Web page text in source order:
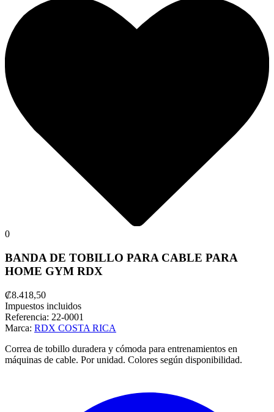
0
BANDA DE TOBILLO PARA CABLE PARA
HOME GYM RDX
₡8.418,50
Impuestos incluidos
Referencia: 22-0001
Marca: RDX COSTA RICA
Correa de tobillo duradera y cómoda para entrenamientos en
máquinas de cable. Por unidad. Colores según disponibilidad.